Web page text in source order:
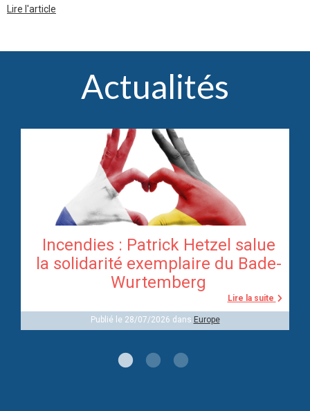
Lire l'article
Actualités
Incendies : Patrick Hetzel salue
la solidarité exemplaire du Bade-
Wurtemberg
Lire la suite
Publié le 28/07/2026 dans Europe